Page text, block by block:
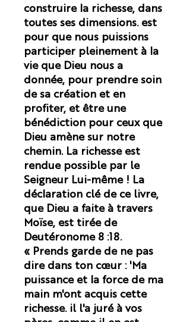
construire la richesse, dans
toutes ses dimensions. est
pour que nous puissions
participer pleinement à la
vie que Dieu nous a
donnée, pour prendre soin
de sa création et en
profiter, et être une
bénédiction pour ceux que
Dieu amène sur notre
chemin. La richesse est
rendue possible par le
Seigneur Lui-même ! La
déclaration clé de ce livre,
que Dieu a faite à travers
Moïse, est tirée de
Deutéronome 8 :18.
« Prends garde de ne pas
dire dans ton cœur : 'Ma
puissance et la force de ma
main m'ont acquis cette
richesse. il l'a juré à vos